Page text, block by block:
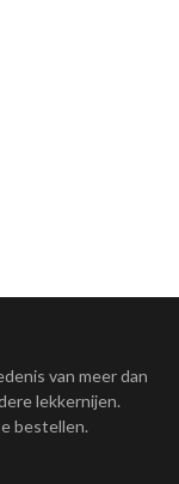
van meer dan
lekkernijen.
bestellen.